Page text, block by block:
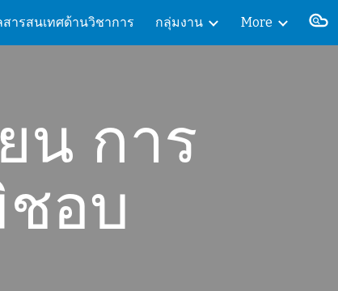
ารสนเทศด้านวิชาการ กลุ่มงาน More
น การ
อบ